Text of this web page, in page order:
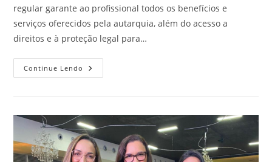
regular garante ao profissional todos os benefícios e
serviços oferecidos pela autarquia, além do acesso a
direitos e à proteção legal para…
Continue Lendo Aproveite
5%
Da
Sua
Anuidade
Até
27